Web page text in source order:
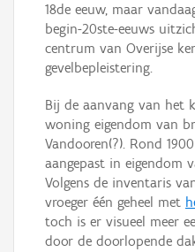
18de eeuw, maar
begin-20ste-eeuws
centrum van Overijse
gevelbepleistering.
Bij de aanvang van het
woning eigendom van
Vandooren(?). Rond
aangepast in eigendom
Volgens de inventaris
vroeger één geheel met
toch is er visueel meer
door de doorlopende